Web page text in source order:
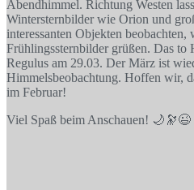
Abendhimmel. Richtung Westen
Wintersternbilder wie Orion und
interessanten Objekten
Frühlingssternbilder grüßen. Das
Regulus am 29.03. Der März ist
Himmelsbeobachtung. Hoffen wir,
im Februar!
Viel Spaß beim Anschauen! 🌙🔭😉